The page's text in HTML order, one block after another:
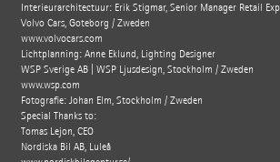
Interieurarchitectuur: Erik Stigmar, Senior Manager Retail
Volvo Cars, Göteborg / Zweden
www.volvocars.com
Lichtplanning: Anne Eklund, Lighting Designer
WSP Sverige AB | WSP Ljusdesign, Stockholm / Zweden
www.wsp.com
Fotografie: Johan Elm, Stockholm / Zweden
Special Thanks to:
Tomas Lejon, CEO
Nordiska Bil AB, Luleå